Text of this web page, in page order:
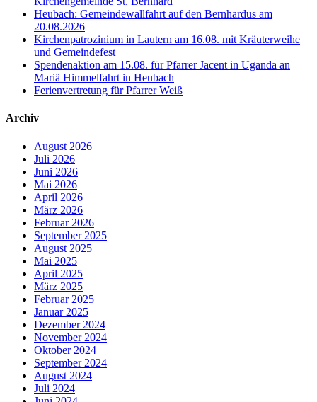
Heubach: Gemeindewallfahrt auf den Bernhardus am
20.08.2026
Kirchenpatrozinium in Lautern am 16.08. mit Kräuterweihe
und Gemeindefest
Spendenaktion am 15.08. für Pfarrer Jacent in Uganda an
Mariä Himmelfahrt in Heubach
Ferienvertretung für Pfarrer Weiß
Archiv
August 2026
Juli 2026
Juni 2026
Mai 2026
April 2026
März 2026
Februar 2026
September 2025
August 2025
Mai 2025
April 2025
März 2025
Februar 2025
Januar 2025
Dezember 2024
November 2024
Oktober 2024
September 2024
August 2024
Juli 2024